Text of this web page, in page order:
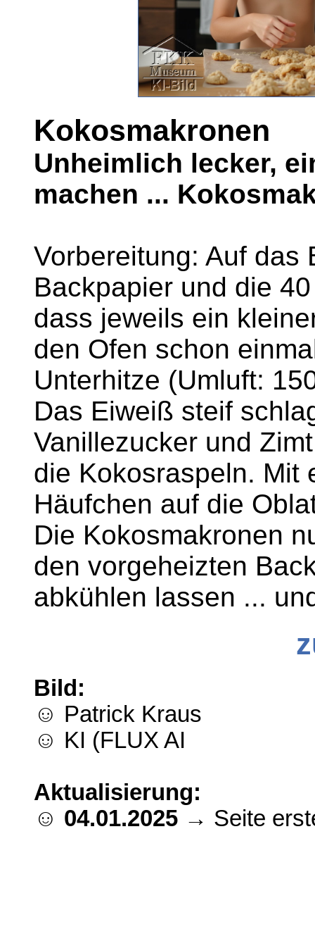
Kokosmakronen
Unheimlich lecker,
machen ...
Vorbereitung: Auf das
Backpapier und die
dass jeweils ein
den Ofen schon
Unterhitze (Umluft:
Das Eiweiß steif
Vanillezucker und
die Kokosraspeln. Mit
Häufchen auf die
Die Kokosmakronen
den vorgeheizten
abkühlen lassen ...
Bild:
☺ Patrick Kraus
☺ KI (FLUX AI
Aktualisierung:
☺ 04.01.2025 → Seite